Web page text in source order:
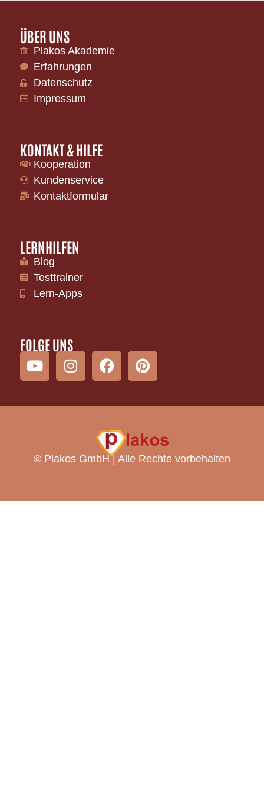
ÜBER UNS
Plakos Akademie
Erfahrungen
Datenschutz
Impressum
KONTAKT & HILFE
Kooperation
Kundenservice
Kontaktformular
LERNHILFEN
Blog
Testtrainer
Lern-Apps
FOLGE UNS
© Plakos GmbH | Alle Rechte vorbehalten